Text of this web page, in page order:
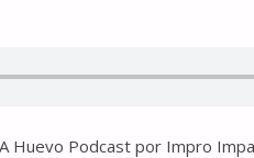
Huevo Podcast por Impro